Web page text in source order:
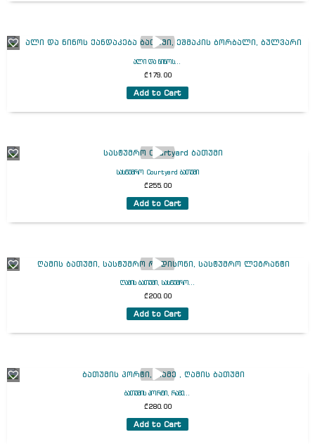
ალი და ნინოს...
₾179.00
Add to Cart
სასტუმრო Courtyard ბათუმი
₾255.00
Add to Cart
ღამის ბათუმი, სასტუმრო...
₾200.00
Add to Cart
ბათუმის პორტი, რამე...
₾280.00
Add to Cart